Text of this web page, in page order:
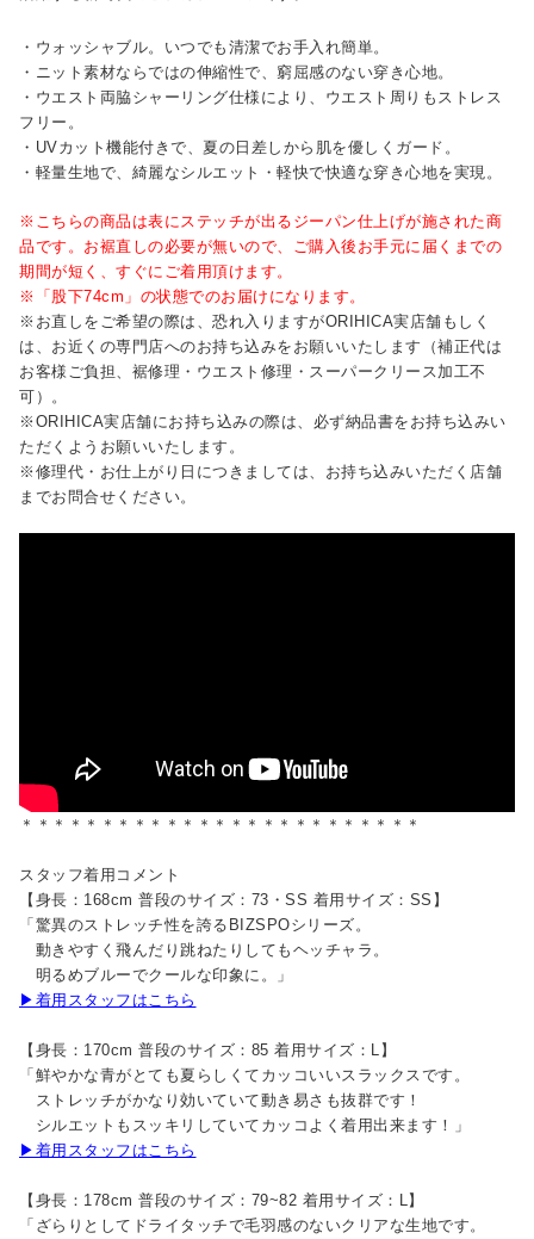
・ウォッシャブル。いつでも清潔でお手入れ簡単。
・ニット素材ならではの伸縮性で、窮屈感のない穿き心地。
・ウエスト両脇シャーリング仕様により、ウエスト周りもストレス
フリー。
・UVカット機能付きで、夏の日差しから肌を優しくガード。
・軽量生地で、綺麗なシルエット・軽快で快適な穿き心地を実現。
※こちらの商品は表にステッチが出るジーパン仕上げが施された商
品です。お裾直しの必要が無いので、ご購入後お手元に届くまでの
期間が短く、すぐにご着用頂けます。
※「股下74cm」の状態でのお届けになります。
※お直しをご希望の際は、恐れ入りますがORIHICA実店舗もしく
は、お近くの専門店へのお持ち込みをお願いいたします（補正代は
お客様ご負担、裾修理・ウエスト修理・スーパークリース加工不
可）。
※ORIHICA実店舗にお持ち込みの際は、必ず納品書をお持ち込みい
ただくようお願いいたします。
※修理代・お仕上がり日につきましては、お持ち込みいただく店舗
までお問合せください。
＊＊＊＊＊＊＊＊＊＊＊＊＊＊＊＊＊＊＊＊＊＊＊＊＊
スタッフ着用コメント
【身長：168cm 普段のサイズ：73・SS 着用サイズ：SS】
「驚異のストレッチ性を誇るBIZSPOシリーズ。
動きやすく飛んだり跳ねたりしてもヘッチャラ。
明るめブルーでクールな印象に。」
▶着用スタッフはこちら
【身長：170cm 普段のサイズ：85 着用サイズ：L】
「鮮やかな青がとても夏らしくてカッコいいスラックスです。
ストレッチがかなり効いていて動き易さも抜群です！
シルエットもスッキリしていてカッコよく着用出来ます！」
▶着用スタッフはこちら
【身長：178cm 普段のサイズ：79~82 着用サイズ：L】
「ざらりとしてドライタッチで毛羽感のないクリアな生地です。